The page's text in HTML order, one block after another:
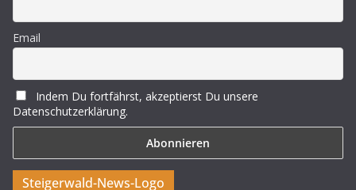
Email
Indem Du fortfährst, akzeptierst Du unsere
Datenschutzerklärung.
Steigerwald-News-Logo